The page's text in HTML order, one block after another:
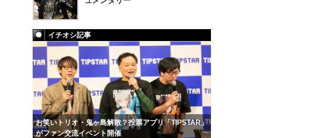
イチオシ記事
お笑いトリオ・鬼ヶ島解散？投票アプリ「TIPSTAR」
がファン交流イベント開催